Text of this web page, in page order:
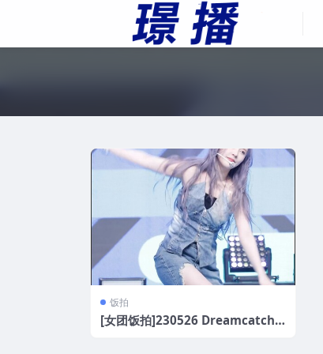
饭拍
[女团饭拍]230526 Dreamcatche